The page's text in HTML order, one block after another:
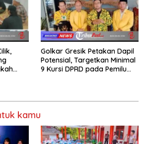
Golkar Gresik Petakan Dapil
Potensial, Targetkan Minimal
9 Kursi DPRD pada Pemilu
kamu